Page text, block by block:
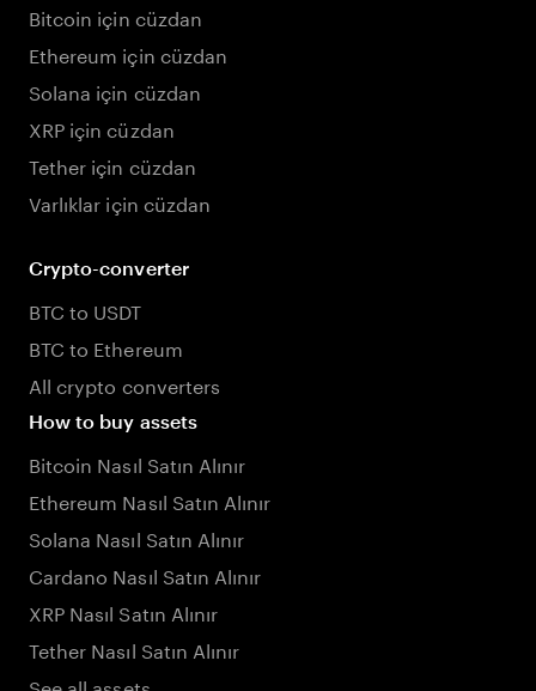
Bitcoin için cüzdan
Ethereum için cüzdan
Solana için cüzdan
XRP için cüzdan
Tether için cüzdan
Varlıklar için cüzdan
Crypto-converter
BTC to USDT
BTC to Ethereum
All crypto converters
How to buy assets
Bitcoin Nasıl Satın Alınır
Ethereum Nasıl Satın Alınır
Solana Nasıl Satın Alınır
Cardano Nasıl Satın Alınır
XRP Nasıl Satın Alınır
Tether Nasıl Satın Alınır